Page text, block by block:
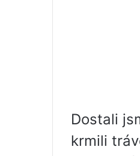
Dostali
krmili